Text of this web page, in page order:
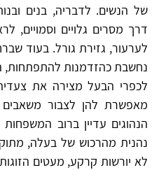
של הנשים. לדבריה, בנים
דרך מסרים גלויים וסמויים,
לערעור, גזירת גורל. בעוד
נחשבת כהזדמנות להתפתחות,
לכפרי הבעל מצירה את
מאפשרת להן לצבור משאבים
הנהוגים עדיין ברוב
נהנית מהרכוש של בעלה,
לא יורשות קרקע, מעטים